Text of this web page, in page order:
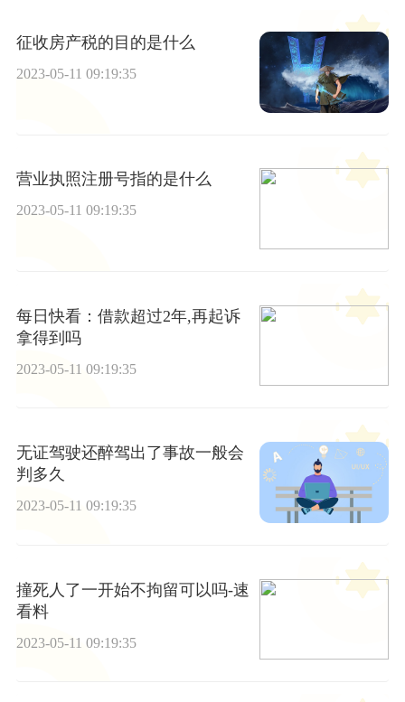
征收房产税的目的是什么
2023-05-11 09:19:35
营业执照注册号指的是什么
2023-05-11 09:19:35
每日快看：借款超过2年,再起诉
拿得到吗
2023-05-11 09:19:35
无证驾驶还醉驾出了事故一般会
判多久
2023-05-11 09:19:35
撞死人了一开始不拘留可以吗-速
看料
2023-05-11 09:19:35